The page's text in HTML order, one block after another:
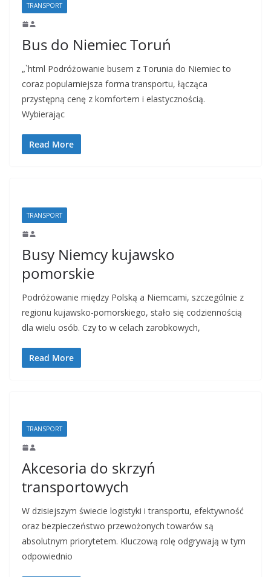
TRANSPORT
Bus do Niemiec Toruń
„`html Podróżowanie busem z Torunia do Niemiec to
coraz popularniejsza forma transportu, łącząca
przystępną cenę z komfortem i elastycznością.
Wybierając
Read More
TRANSPORT
Busy Niemcy kujawsko
pomorskie
Podróżowanie między Polską a Niemcami, szczególnie z
regionu kujawsko-pomorskiego, stało się codziennością
dla wielu osób. Czy to w celach zarobkowych,
Read More
TRANSPORT
Akcesoria do skrzyń
transportowych
W dzisiejszym świecie logistyki i transportu, efektywność
oraz bezpieczeństwo przewożonych towarów są
absolutnym priorytetem. Kluczową rolę odgrywają w tym
odpowiednio